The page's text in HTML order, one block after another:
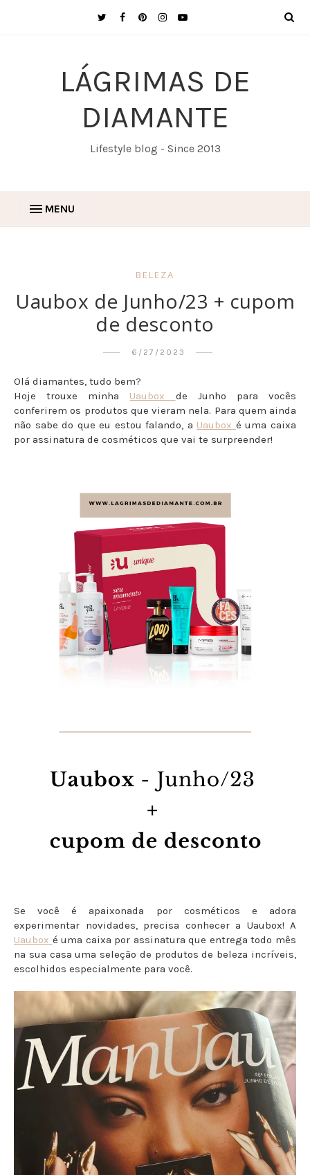
LÁGRIMAS DE
DIAMANTE
Lifestyle blog - Since 2013
MENU
BELEZA
Uaubox de Junho/23 + cupom
de desconto
6/27/2023
Olá diamantes, tudo bem?
Hoje trouxe minha Uaubox de Junho para vocês
conferirem os produtos que vieram nela. Para quem ainda
não sabe do que eu estou falando, a Uaubox é uma caixa
por assinatura de cosméticos que vai te surpreender!
Se você é apaixonada por cosméticos e adora
experimentar novidades, precisa conhecer a Uaubox! A
Uaubox é uma caixa por assinatura que entrega todo mês
na sua casa uma seleção de produtos de beleza incríveis,
escolhidos especialmente para você.